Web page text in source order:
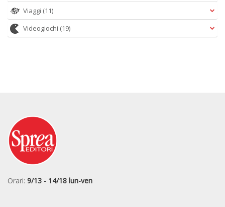
Viaggi (11)
Videogiochi (19)
Orari: 9/13 - 14/18 lun-ven